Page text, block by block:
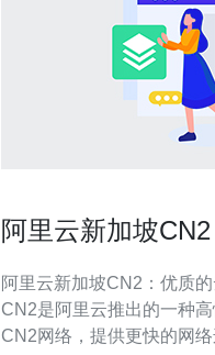
阿里云新加坡
阿里云新加坡CN2：优质的云服务
CN2是阿里云推出的一种
CN2网络，提供更快的网